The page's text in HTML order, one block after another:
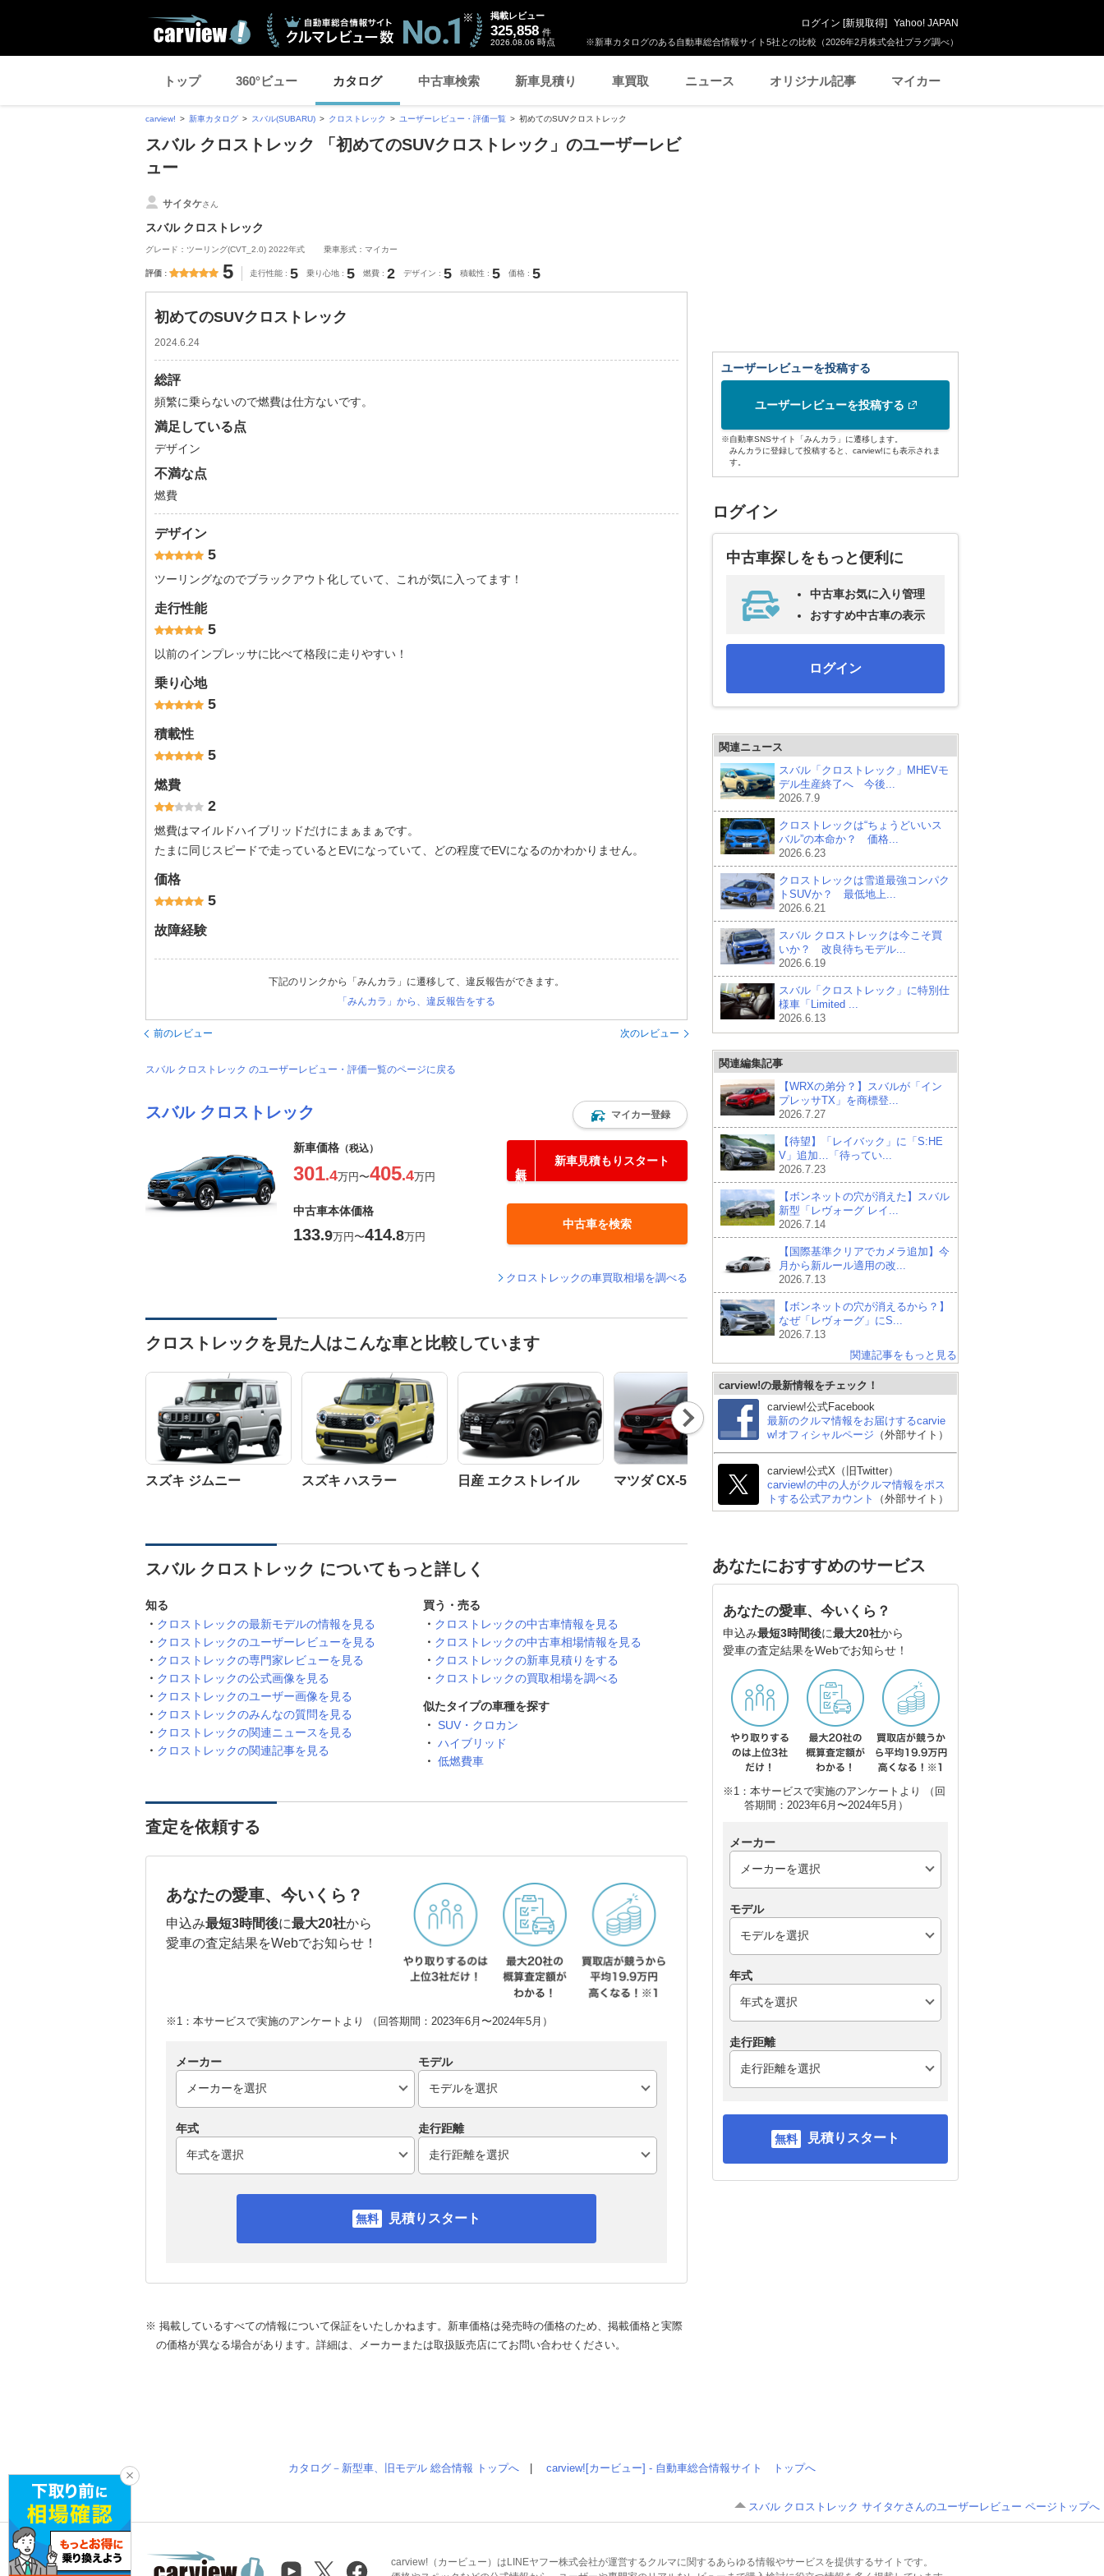
※新車カタログのある自動車総合情報サイト5社との比較（2026年2月株式会社プラグ調べ）
掲載レビュー
325,858 件
2026.08.06 時点
ログイン [新規取得] Yahoo! JAPAN
トップ 360°ビュー カタログ 中古車検索 新車見積り 車買取 ニュース オリジナル記事 マイカー
carview! 新車カタログ スバル(SUBARU) クロストレック ユーザーレビュー・評価一覧 初めてのSUVクロストレック
スバル クロストレック 「初めてのSUVクロストレック」のユーザーレビ
ュー
サイタケさん
スバル クロストレック
グレード：ツーリング(CVT_2.0) 2022年式 乗車形式：マイカー
評価 5 走行性能 5 乗り心地 5 燃費 2 デザイン 5 積載性 5 価格 5
初めてのSUVクロストレック
2024.6.24
総評
頻繁に乗らないので燃費は仕方ないです。
満足している点
デザイン
不満な点
燃費
デザイン
5
ツーリングなのでブラックアウト化していて、これが気に入ってます！
走行性能
5
以前のインプレッサに比べて格段に走りやすい！
乗り心地
5
積載性
5
燃費
2
燃費はマイルドハイブリッドだけにまぁまぁです。
たまに同じスピードで走っているとEVになっていて、どの程度でEVになるのかわかりません。
価格
5
故障経験
下記のリンクから「みんカラ」に遷移して、違反報告ができます。
「みんカラ」から、違反報告をする
前のレビュー 次のレビュー
スバル クロストレック のユーザーレビュー・評価一覧のページに戻る
スバル クロストレック マイカー登録
新車価格 （税込）
301.4万円〜405.4万円
新車見積もりスタート
中古車本体価格
133.9万円〜414.8万円
中古車を検索
クロストレックの車買取相場を調べる
クロストレックを見た人はこんな車と比較しています
スズキ ジムニー スズキ ハスラー 日産 エクストレイル マツダ CX-5
トヨタ ハリアーハイブ
リッド
トヨタ ライズ
Nex
t
スバル クロストレック についてもっと詳しく
知る
クロストレックの最新モデルの情報を見る
クロストレックのユーザーレビューを見る
クロストレックの専門家レビューを見る
クロストレックの公式画像を見る
クロストレックのユーザー画像を見る
クロストレックのみんなの質問を見る
クロストレックの関連ニュースを見る
クロストレックの関連記事を見る
買う・売る
クロストレックの中古車情報を見る
クロストレックの中古車相場情報を見る
クロストレックの新車見積りをする
クロストレックの買取相場を調べる
似たタイプの車種を探す
SUV・クロカン
ハイブリッド
低燃費車
査定を依頼する
あなたの愛車、今いくら？
申込み最短3時間後に最大20社から
愛車の査定結果をWebでお知らせ！
※1：本サービスで実施のアンケートより （回答期間：2023年6月〜2024年5月）
メーカー モデル
年式 走行距離
見積りスタート
※ 掲載しているすべての情報について保証をいたしかねます。新車価格は発売時の価格のため、掲載価格と実際
の価格が異なる場合があります。詳細は、メーカーまたは取扱販売店にてお問い合わせください。
ユーザーレビューを投稿する
ユーザーレビューを投稿する
※自動車SNSサイト「みんカラ」に遷移します。
みんカラに登録して投稿すると、carview!にも表示されま
す。
ログイン
中古車探しをもっと便利に
中古車お気に入り管理
おすすめ中古車の表示
ログイン
関連ニュース
スバル「クロストレック」MHEVモ
デル生産終了へ 今後...
2026.7.9
クロストレックは“ちょうどいいス
バル”の本命か？ 価格...
2026.6.23
クロストレックは雪道最強コンパク
トSUVか？ 最低地上...
2026.6.21
スバル クロストレックは今こそ買
いか？ 改良待ちモデル...
2026.6.19
スバル「クロストレック」に特別仕
様車「Limited ...
2026.6.13
関連編集記事
【WRXの弟分？】スバルが「イン
プレッサTX」を商標登...
2026.7.27
【待望】「レイバック」に「S:HE
V」追加…「待ってい...
2026.7.23
【ボンネットの穴が消えた】スバル
新型「レヴォーグ レイ...
2026.7.14
【国際基準クリアでカメラ追加】今
月から新ルール適用の改...
2026.7.13
【ボンネットの穴が消えるから？】
なぜ「レヴォーグ」にS...
2026.7.13
関連記事をもっと見る
carview!の最新情報をチェック！
carview!公式Facebook
最新のクルマ情報をお届けするcarvie
w!オフィシャルページ （外部サイト）
carview!公式X（旧Twitter）
carview!の中の人がクルマ情報をポス
トする公式アカウント
（外部サイト）
あなたにおすすめのサービス
あなたの愛車、今いくら？
申込み最短3時間後に最大20社から
愛車の査定結果をWebでお知らせ！
※1：本サービスで実施のアンケートより （回
答期間：2023年6月〜2024年5月）
メーカー
モデル
年式
走行距離
見積りスタート
カタログ－新型車、旧モデル 総合情報 トップへ carview![カービュー] - 自動車総合情報サイト トップへ
スバル クロストレック サイタケさんのユーザーレビュー ページトップへ
carview!（カービュー）はLINEヤフー株式会社が運営するクルマに関するあらゆる情報やサービスを提供するサイトです。